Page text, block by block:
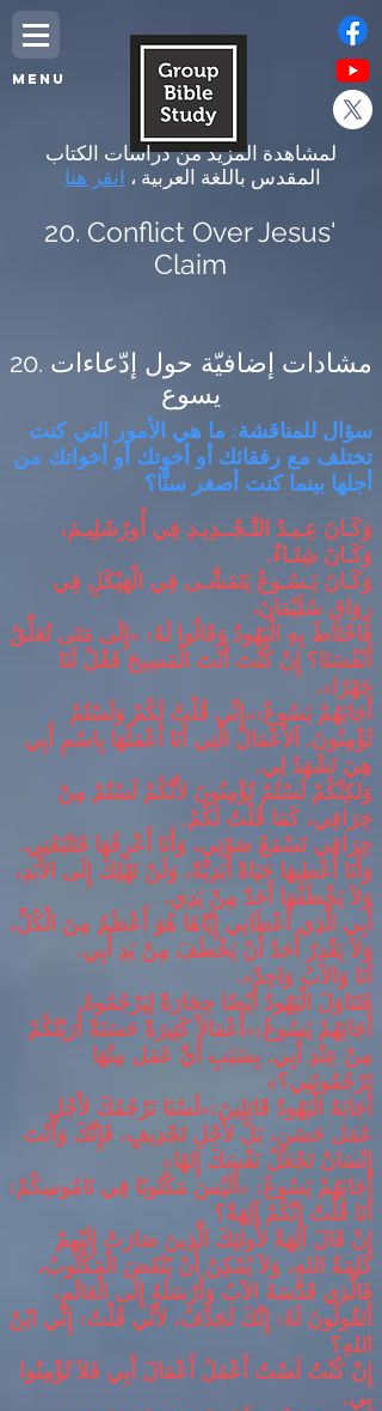
MENU
لمشاهدة المزيد من دراسات الكتاب
المقدس باللغة العربية ، انقر هنا.
20. Conflict Over Jesus'
Claim
20. مشادات إضافيّة حول إدّعاءات
يسوع
سؤال للمناقشة: ما هي الأمور التي كنت
تختلف مع رفقائك أو أخوتك أو أخواتك من
أجلها بينما كنت أصغر سنًّا؟
وَكَـانَ عِـيـدُ التَّـجْــدِيـدِ فِي أُورُشَلِيـمَ،
وَكَـانَ شِتَـاءٌ.
وَكَـانَ يَـسُـوعُ يَتَمَشَّـى فِي الْهَيْكَلِ فِي
رِوَاقِ سُلَيْمَانَ،
فَاحْتَاطَ بِهِ الْيَهُودُ وَقَالُوا لَهُ: « إِلَى مَتَى تُعَلِّقُ
أَنْفُسَنَا؟ إِنْ كُنْتَ أَنْتَ الْمَسِيحَ فَقُلْ لَنَا
جَهْرًا ».
أَجَابَهُمْ يَسُوعُ:« إِنِّي قُلْتُ لَكُمْ وَلَسْتُمْ
تُؤْمِنُونَ. اَلأَعْمَالُ الَّتِي أَنَا أَعْمَلُهَا بِاسْمِ أَبِي
هِيَ تَشْهَدُ لِي.
وَلكِنَّكُمْ لَسْتُمْ تُؤْمِنُونَ لأَنَّكُمْ لَسْتُمْ مِنْ
خِرَافِي، كَمَا قُلْتُ لَكُمْ.
خِرَافِي تَسْمَعُ صَوْتِي، وَأَنَا أَعْرِفُهَا فَتَتْبَعُنِي.
وَأَنَا أُعْطِيهَا حَيَاةً أَبَدِيَّةً، وَلَنْ تَهْلِكَ إِلَى الأَبَدِ،
وَلاَ يَخْطَفُهَا أَحَدٌ مِنْ يَدِي.
أَبِي الَّذِي أَعْطَانِي إِيَّاهَا هُوَ أَعْظَمُ مِنَ الْكُلِّ،
وَلاَ يَقْدِرُ أَحَدٌ أَنْ يَخْطَفَ مِنْ يَدِ أَبِي.
أَنَا وَالآبُ وَاحِدٌ».
فَتَنَاوَلَ الْيَهُودُ أَيْضًا حِجَارَةً لِيَرْجُمُوهُ.
أَجَابَهُمْ يَسُوعُ:« أَعْمَالاً كَثِيرَةً حَسَنَةً أَرَيْتُكُمْ
مِنْ عِنْدِ أَبِي. بِسَبَبِ أَيِّ عَمَل مِنْهَا
تَرْجُمُونَنِي؟»
أَجَابَهُ الْيَهُودُ قَائِلِينَ:«لَسْنَا نَرْجُمُكَ لأَجْلِ
عَمَل حَسَنٍ، بَلْ لأَجْلِ تَجْدِيفٍ، فَإِنَّكَ وَأَنْتَ
إِنْسَانٌ تَجْعَلُ نَفْسَكَ إِلهًا»
أَجَابَهُمْ يَسُوعُ: « أَلَيْسَ مَكْتُوبًا فِي نَامُوسِكُمْ:
أَنَا قُلْتُ إِنَّكُمْ آلِهَةٌ؟
إِنْ قَالَ آلِهَةٌ لأُولئِكَ الَّذِينَ صَارَتْ إِلَيْهِمْ
كَلِمَةُ اللهِ، وَلاَ يُمْكِنُ أَنْ يُنْقَضَ الْمَكْتُوبُ،
فَالَّذِي قَدَّسَهُ الآبُ وَأَرْسَلَهُ إِلَى الْعَالَمِ،
أَتَقُولُونَ لَهُ: إِنَّكَ تُجَدِّفُ، لأَنِّي قُلْتُ: إِنِّي ابْنُ
اللهِ؟
إِنْ كُنْتُ لَسْتُ أَعْمَلُ أَعْمَالَ أَبِي فَلاَ تُؤْمِنُوا
بِي.